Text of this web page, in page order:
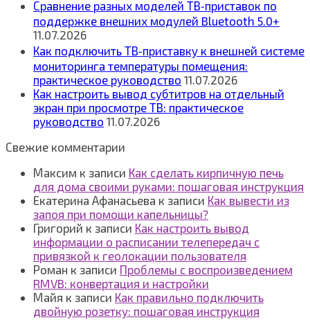
Сравнение разных моделей ТВ‑приставок по
поддержке внешних модулей Bluetooth 5.0+
11.07.2026
Как подключить ТВ‑приставку к внешней системе
мониторинга температуры помещения:
практическое руководство 11.07.2026
Как настроить вывод субтитров на отдельный
экран при просмотре ТВ: практическое
руководство 11.07.2026
Свежие комментарии
Максим к записи Как сделать кирпичную печь
для дома своими руками: пошаговая инструкция
Екатерина Афанасьева к записи Как вывести из
запоя при помощи капельницы?
Григорий к записи Как настроить вывод
информации о расписании телепередач с
привязкой к геолокации пользователя
Роман к записи Проблемы с воспроизведением
RMVB: конвертация и настройки
Майя к записи Как правильно подключить
двойную розетку: пошаговая инструкция